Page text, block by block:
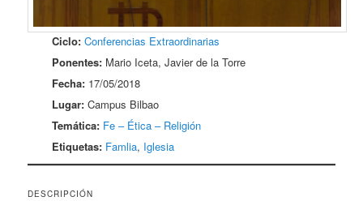
Ciclo: Conferencias Extraordinarias
Ponentes: Mario Iceta, Javier de la Torre
Fecha: 17/05/2018
Lugar: Campus Bilbao
Temática: Fe – Ética – Religión
Etiquetas: Famlia, Iglesia
DESCRIPCIÓN